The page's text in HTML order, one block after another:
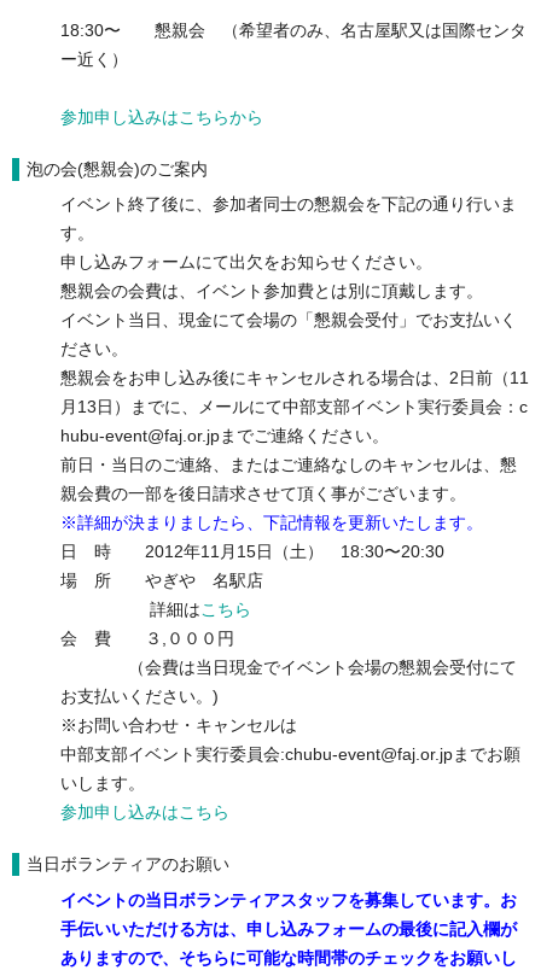
18:30〜 懇親会 （希望者のみ、名古屋駅又は国際センタ
ー近く）
参加申し込みはこちらから
泡の会(懇親会)のご案内
イベント終了後に、参加者同士の懇親会を下記の通り行いま
す。
申し込みフォームにて出欠をお知らせください。
懇親会の会費は、イベント参加費とは別に頂戴します。
イベント当日、現金にて会場の「懇親会受付」でお支払いく
ださい。
懇親会をお申し込み後にキャンセルされる場合は、2日前（11
月13日）までに、メールにて中部支部イベント実行委員会：c
hubu-event@faj.or.jpまでご連絡ください。
前日・当日のご連絡、またはご連絡なしのキャンセルは、懇
親会費の一部を後日請求させて頂く事がございます。
※詳細が決まりましたら、下記情報を更新いたします。
日 時 2012年11月15日（土） 18:30〜20:30
場 所 やぎや 名駅店
詳細はこちら
会 費 ３,０００円
（会費は当日現金でイベント会場の懇親会受付にて
お支払いください。)
※お問い合わせ・キャンセルは
中部支部イベント実行委員会:chubu-event@faj.or.jpまでお願
いします。
参加申し込みはこちら
当日ボランティアのお願い
イベントの当日ボランティアスタッフを募集しています。お
手伝いいただける方は、申し込みフォームの最後に記入欄が
ありますので、そちらに可能な時間帯のチェックをお願いし